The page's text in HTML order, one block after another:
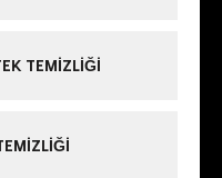
TEMIZLIĞI